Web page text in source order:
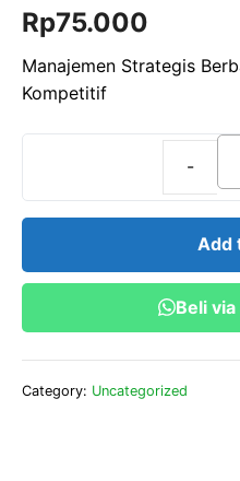
o
u
o
f
5
Rp75.000
Manajemen Strategis
Kompetitif
Add
Beli
Category: Uncategorized